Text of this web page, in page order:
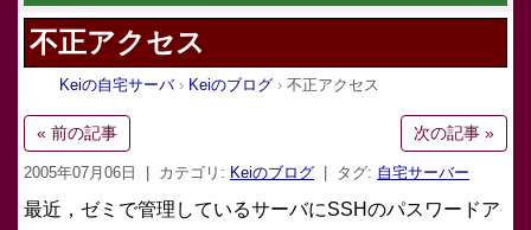
不正アクセス
Keiの自宅サーバ Keiのブログ 不正アクセス
« 前の記事 次の記事 »
2005年07月06日 | カテゴリ: Keiのブログ | タグ: 自宅サーバー
最近，ゼミで管理しているサーバにSSHのパスワードア